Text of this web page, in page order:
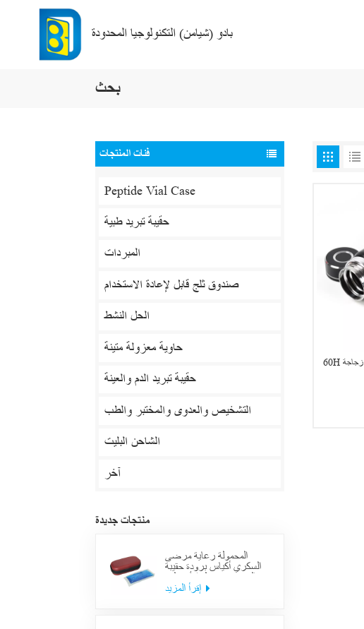
بادو (شيامن) التكنولوجيا المحدودة
بحث
فئات المنتجات
Peptide Vial Case
حقيبة تبريد طبية
المبردات
صندوق ثلج قابل لإعادة الاستخدام
الحل النشط
حاوية معزولة متينة
حقيبة تبريد الدم والعينة
التشخيص والعدوى والمختبر والطب
الشاحن البليت
آخر
منتجات جديدة
المحمولة رعاية مرضى
السكري أكياس برودة حقيبة
العرض معزول الأنسولين
لوازم حالة السفر
إقرأ المزيد
60H قابلة لإعادة الاستخدام القلم الفريزر زجاجة